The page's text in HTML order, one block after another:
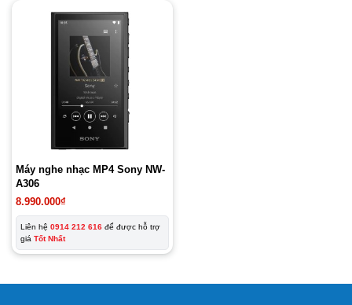
Máy nghe nhạc MP4 Sony NW-
A306
8.990.000₫
Liên hệ 0914 212 616 để được hỗ trợ
giá Tốt Nhất